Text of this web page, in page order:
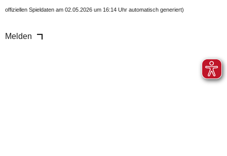
offiziellen Spieldaten am 02.05.2026 um 16:14 Uhr automatisch generiert)
Melden